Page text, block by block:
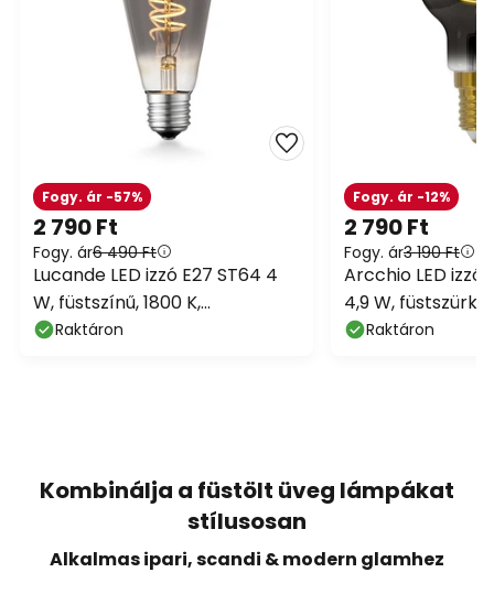
2 790 Ft
Fogy. ár6 490 Ft
Fogy. ár -57%
Lucande LED izzó E27 ST64 4
W, füstszínű, 1800 K,
dimmelhető
Raktáron
2 790 Ft
Fogy. ár3 190 Ft
Fogy. ár -12%
Arcchio LED izzó,
4,9 W, füstszürke
Raktáron
Kombinálja a füstölt üveg lámpákat
stílusosan
Alkalmas ipari, scandi & modern glamhez